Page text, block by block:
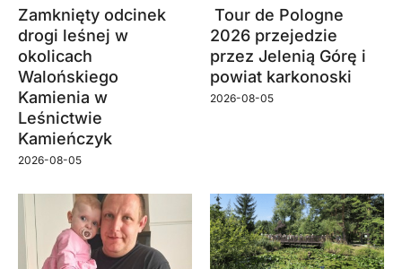
Zamknięty odcinek
drogi leśnej w
okolicach
Walońskiego
Kamienia w
Leśnictwie
Kamieńczyk
2026-08-05
Tour de Pologne
2026 przejedzie
przez Jelenią Górę i
powiat karkonoski
2026-08-05